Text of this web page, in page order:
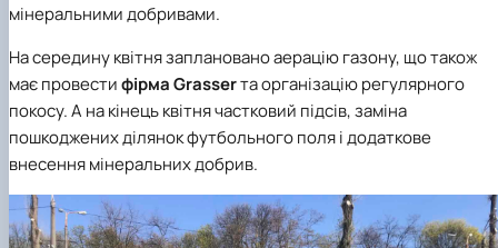
мінеральними добривами.
На середину квітня заплановано аерацію газону, що також
має провестифірма Grasserта організацію регулярного
покосу. А на кінець квітня частковий підсів, заміна
пошкоджених ділянок футбольного поля і додаткове
внесення мінеральних добрив.